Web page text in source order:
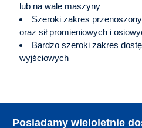
lub na wale maszyny
Szeroki zakres
oraz sił promieniowych i
Bardzo szeroki zakres
wyjściowych
Posiadamy wieloletnie